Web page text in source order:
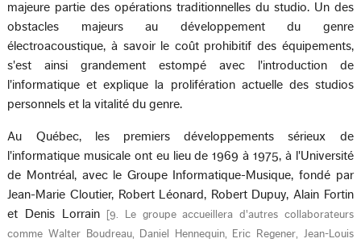
majeure partie des opérations traditionnelles du studio. Un des
obstacles majeurs au développement du genre
électroacoustique, à savoir le coût prohibitif des équipements,
s'est ainsi grandement estompé avec l'introduction de
l'informatique et explique la prolifération actuelle des studios
personnels et la vitalité du genre.
Au Québec, les premiers développements sérieux de
l'informatique musicale ont eu lieu de 1969 à 1975, à l'Université
de Montréal, avec le Groupe Informatique-Musique, fondé par
Jean-Marie Cloutier, Robert Léonard, Robert Dupuy, Alain Fortin
et Denis Lorrain
[9. Le groupe accueillera d'autres collaborateurs
comme Walter Boudreau, Daniel Hennequin, Eric Regener, Jean-Louis